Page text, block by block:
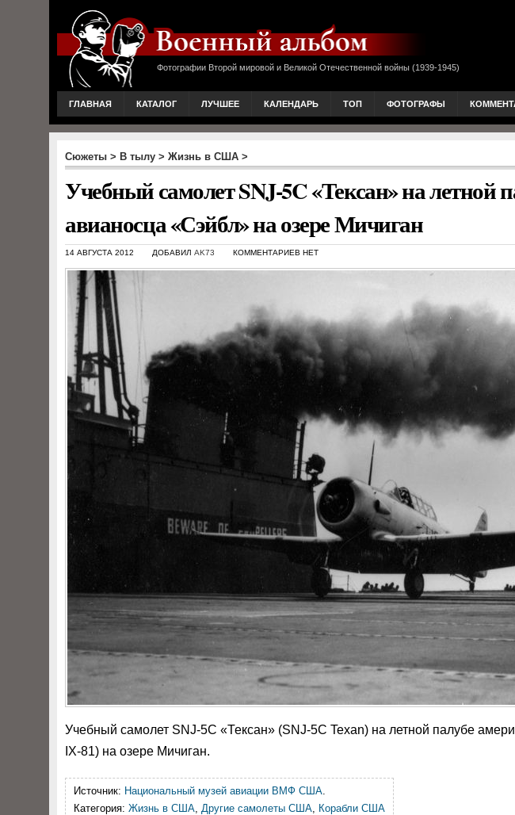
Фотографии Второй мировой и Великой Отечественной войны (1939-1945)
ГЛАВНАЯ КАТАЛОГ ЛУЧШЕЕ КАЛЕНДАРЬ ТОП ФОТОГРАФЫ
Сюжеты > В тылу > Жизнь в США >
Учебный самолет SNJ-5C «Тексан» на летной
авианосца «Сэйбл» на озере Мичиган
14 АВГУСТА 2012 ДОБАВИЛ AK73 КОММЕНТАРИЕВ НЕТ
Учебный самолет SNJ-5C «Тексан» (SNJ-5C Texan) на летной палубе
IX-81) на озере Мичиган.
Источник: Национальный музей авиации ВМФ США.
Категория: Жизнь в США, Другие самолеты США, Корабли США